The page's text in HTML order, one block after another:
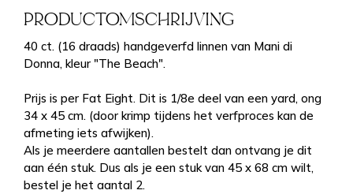
PRODUCTOMSCHRIJVING
40 ct. (16 draads) handgeverfd linnen van Mani di
Donna, kleur "The Beach".
Prijs is per Fat Eight. Dit is 1/8e deel van een yard, ong
34 x 45 cm. (door krimp tijdens het verfproces kan de
afmeting iets afwijken).
Als je meerdere aantallen bestelt dan ontvang je dit
aan één stuk. Dus als je een stuk van 45 x 68 cm wilt,
bestel je het aantal 2.